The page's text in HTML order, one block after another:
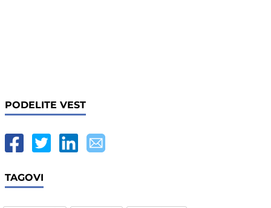
PODELITE VEST
TAGOVI